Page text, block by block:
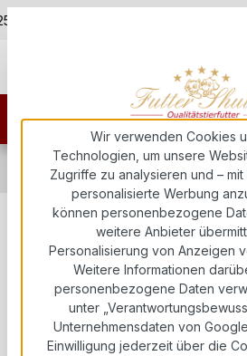
Zum Hauptinhalt springen
Probierpakete
Probierpakete für
Probierpakete Welpenfutter
Probierpakete
Wir verwenden Cookies
Technologien, um unsere
Zugriffe zu analysieren und – mit
personalisierte Werbung
können personenbezogene
weitere Anbieter
Personalisierung von Anzeigen
Weitere Informationen
personenbezogene Daten
unter
Unternehmensdaten von
Einwilligung jederzeit über die